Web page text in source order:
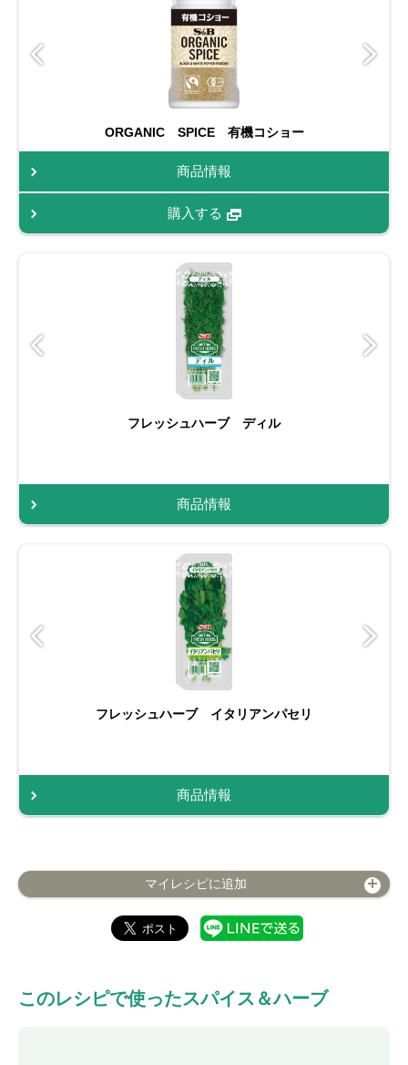
ORGANIC SPICE 有機コショー
商品情報
購入する
フレッシュハーブ ディル
商品情報
フレッシュハーブ イタリアンパセリ
商品情報
マイレシピに追加
このレシピで使ったスパイス＆ハーブ